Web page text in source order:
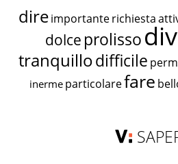
dire importante richiesta
dolce prolisso
tranquillodifficile
inerme particolarefare